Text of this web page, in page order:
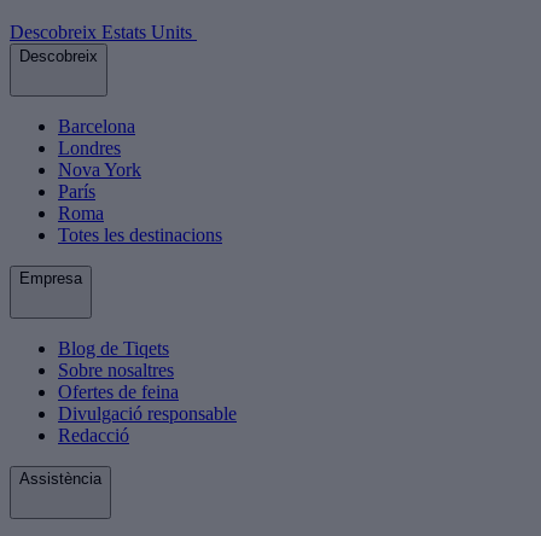
Descobreix Estats Units
Descobreix
Barcelona
Londres
Nova York
París
Roma
Totes les destinacions
Empresa
Blog de Tiqets
Sobre nosaltres
Ofertes de feina
Divulgació responsable
Redacció
Assistència